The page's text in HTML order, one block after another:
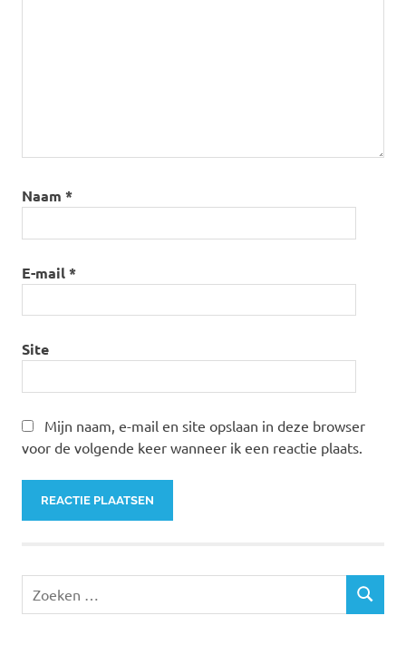
Naam *
E-mail*
Site
Mijn naam, e-mail en site opslaan in deze browser
voor de volgende keer wanneer ik een reactie plaats.
naar:
ZOEKEN